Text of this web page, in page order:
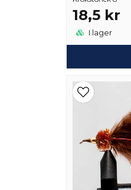
18,5 kr
I lager